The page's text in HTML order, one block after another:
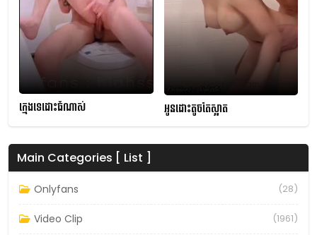
ក្មេងទេដោះធំណាស់ អូនដោះតូចតែស្អាត
Main Categories [ List ]
Onlyfans (28)
Video Clip (1961)